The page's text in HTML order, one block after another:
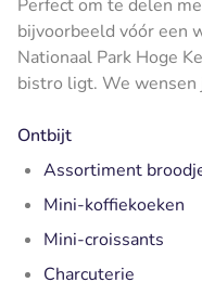
Perfect om te delen
bijvoorbeeld vóór een
Nationaal Park Hoge
bistro ligt. We wensen
Ontbijt
Assortiment
Mini-koffiekoeken
Mini-croissants
Charcuterie